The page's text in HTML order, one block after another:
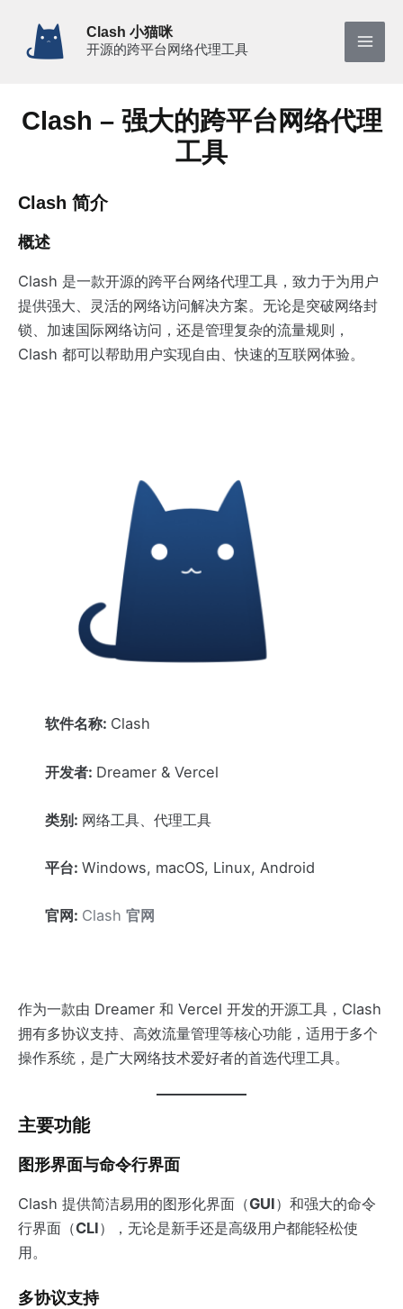
Clash 小猫咪
开源的跨平台网络代理工具
Clash – 强大的跨平台网络代理
工具
Clash 简介
概述
Clash 是一款开源的跨平台网络代理工具，致力于为用户
提供强大、灵活的网络访问解决方案。无论是突破网络封
锁、加速国际网络访问，还是管理复杂的流量规则，
Clash 都可以帮助用户实现自由、快速的互联网体验。
软件名称: Clash
开发者: Dreamer & Vercel
类别: 网络工具、代理工具
平台: Windows, macOS, Linux, Android
官网: Clash 官网
作为一款由 Dreamer 和 Vercel 开发的开源工具，Clash
拥有多协议支持、高效流量管理等核心功能，适用于多个
操作系统，是广大网络技术爱好者的首选代理工具。
主要功能
图形界面与命令行界面
Clash 提供简洁易用的图形化界面（GUI）和强大的命令
行界面（CLI），无论是新手还是高级用户都能轻松使
用。
多协议支持